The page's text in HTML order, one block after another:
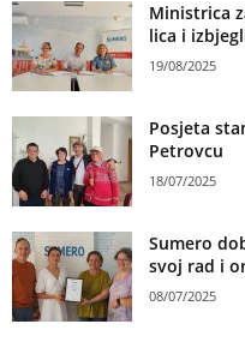
Ministrica
lica i
19/08/2025
Posjeta
Petrovcu
18/07/2025
Sumero
svoj rad i
08/07/2025